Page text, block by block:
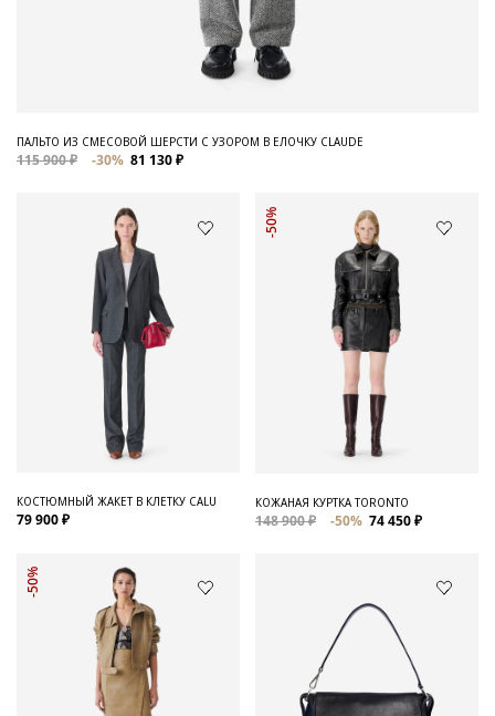
ПАЛЬТО ИЗ СМЕСОВОЙ ШЕРСТИ С УЗОРОМ В ЕЛОЧКУ CLAUDE
115 900 ₽ -30% 81 130 ₽
КОСТЮМНЫЙ ЖАКЕТ В КЛЕТКУ CALU
79 900 ₽
-50%
КОЖАНАЯ КУРТКА TORONTO
148 900 ₽ -50% 74 450 ₽
-50%